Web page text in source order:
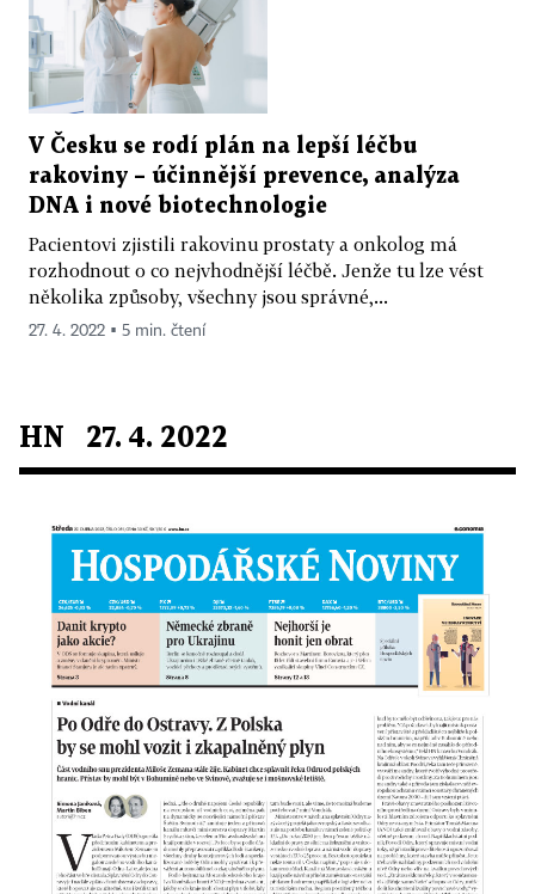
V Česku se rodí plán na lepší léčbu
rakoviny – účinnější prevence, analýza
DNA i nové biotechnologie
Pacientovi zjistili rakovinu prostaty a onkolog má
rozhodnout o co nejvhodnější léčbě. Jenže tu lze vést
několika způsoby, všechny jsou správné,...
27. 4. 2022 ▪ 5 min. čtení
HN 27. 4. 2022